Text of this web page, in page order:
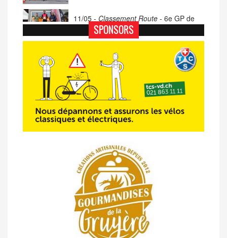
11/05 - Classement Route - 6e GP de
Porsel (TdC #4)
07/05 - Classement Route -
Blonay-Les
Pléiades (GdR #3)
23/04 - Classement Route -4e Pringy -
Moléson (TdC #3)
14/04 -Photos -Les photos du 5e GP
de Semsales
14/04 -Classement Route -
Semsales (TdC #2)
SPONSORS